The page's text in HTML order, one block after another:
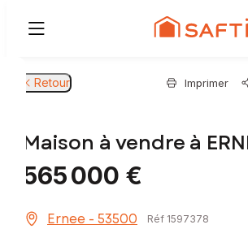
Retour Imprimer
Maison à vendre à
565 000 €
Ernee - 53500 Réf 1597378